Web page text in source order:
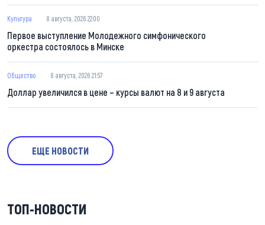
Культура 8 августа, 2026 22:00
Первое выступление Молодежного симфонического
оркестра состоялось в Минске
Общество 8 августа, 2026 21:57
Доллар увеличился в цене – курсы валют на 8 и 9 августа
ЕЩЕ НОВОСТИ
ТОП-НОВОСТИ